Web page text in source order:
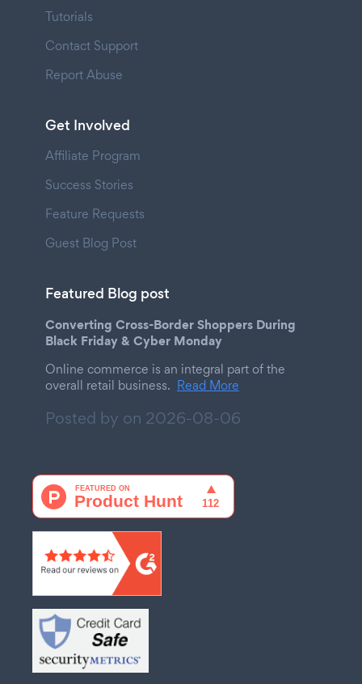
Tutorials
Contact Support
Report Abuse
Get Involved
Affiliate Program
Success Stories
Feature Requests
Guest Blog Post
Featured Blog post
Converting Cross-Border Shoppers During
Black Friday & Cyber Monday
Online commerce is an integral part of the
overall retail business. Read More
Posted by on 2026-08-06